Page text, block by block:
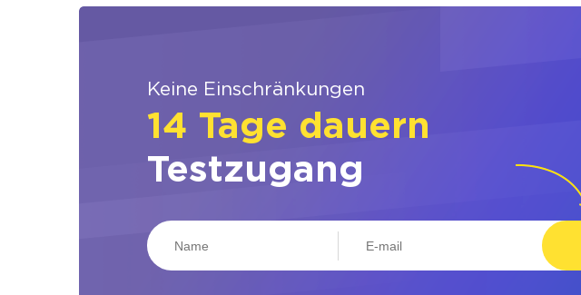
Keine Einschränkungen
14 Tage dauern
Testzugang